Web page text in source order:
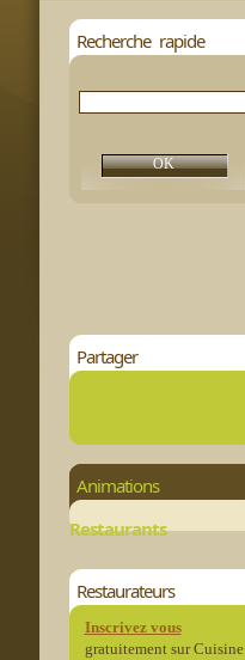
Recherche rapide
Partager
Animations
Restaurants
Restaurateurs
Inscrivez vous
gratuitement sur Cuisine